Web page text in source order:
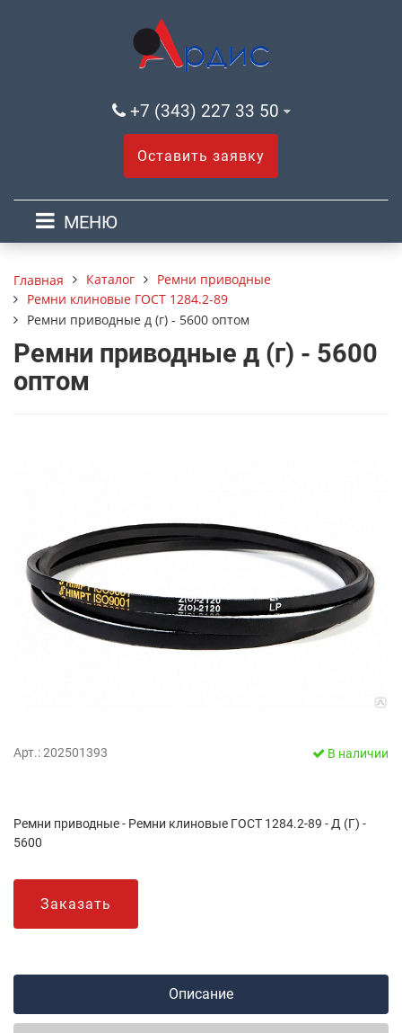
+7 (343) 227 33 50
Оставить заявку
МЕНЮ
Главная Каталог
Ремни приводные
Ремни клиновые ГОСТ 1284.2-89
Ремни приводные д (г) - 5600 оптом
Ремни приводные д (г) - 5600
оптом
Арт.: 202501393 В наличии
Ремни приводные - Ремни клиновые ГОСТ 1284.2-89 - Д (Г) -
5600
Заказать
Описание